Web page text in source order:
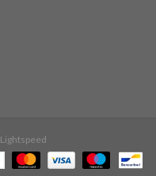
Lightspeed